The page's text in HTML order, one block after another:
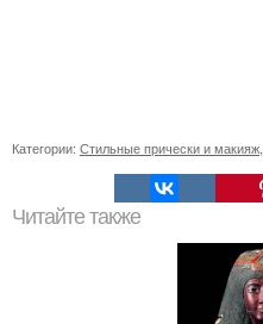
Категории: Стильные прически и макияж,
Читайте также